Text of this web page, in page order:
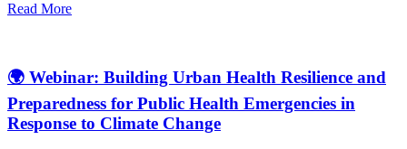
Read More
🌍 Webinar: Building Urban Health Resilience and
Preparedness for Public Health Emergencies in
Response to Climate Change